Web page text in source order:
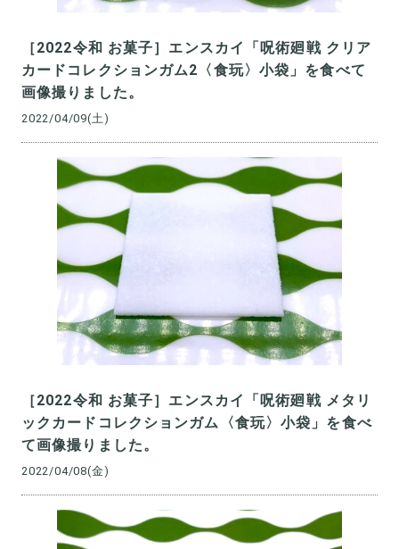
［2022令和 お菓子］エンスカイ「呪術廻戦 クリア
カードコレクションガム2〈食玩〉小袋」を食べて
画像撮りました。
2022/04/09(土)
［2022令和 お菓子］エンスカイ「呪術廻戦 メタリ
ックカードコレクションガム〈食玩〉小袋」を食べ
て画像撮りました。
2022/04/08(金)